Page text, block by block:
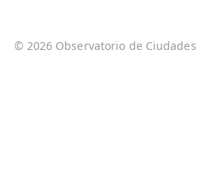
© 2026 Observatorio de Ciudades